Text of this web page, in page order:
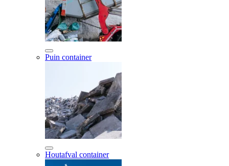
Puin container
Houtafval container